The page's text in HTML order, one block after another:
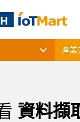
產業
程
資料擷